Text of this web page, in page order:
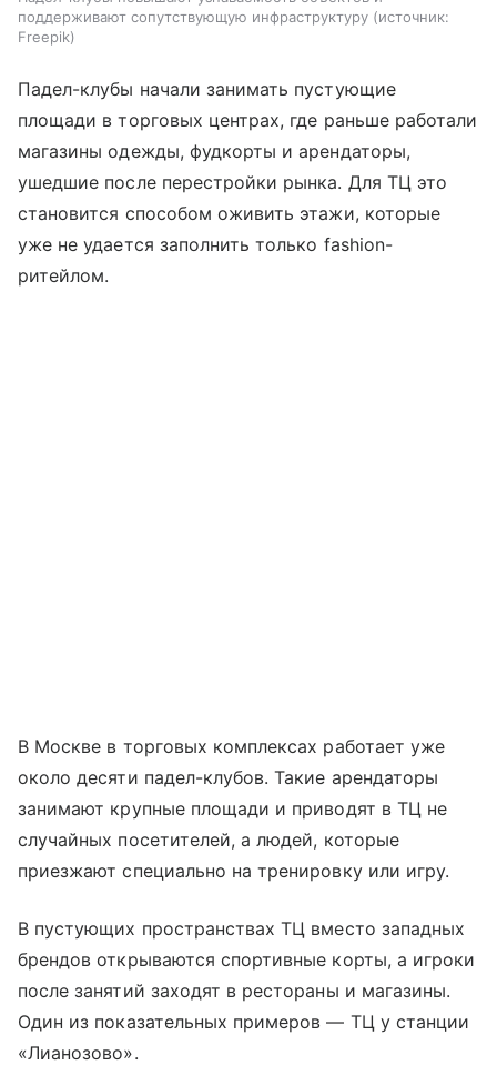
поддерживают сопутствующую инфраструктуру
источник:
Freepik
Падел-клубы начали занимать пустующие
площади в торговых центрах, где раньше работали
магазины одежды, фудкорты и арендаторы,
ушедшие после перестройки рынка. Для ТЦ это
становится способом оживить этажи, которые
уже не удается заполнить только fashion-
ритейлом.
В Москве в торговых комплексах работает уже
около десяти падел-клубов. Такие арендаторы
занимают крупные площади и приводят в ТЦ не
случайных посетителей, а людей, которые
приезжают специально на тренировку или игру.
В пустующих пространствах ТЦ вместо западных
брендов открываются спортивные корты, а игроки
после занятий заходят в рестораны и магазины.
Один из показательных примеров — ТЦ у станции
«Лианозово».